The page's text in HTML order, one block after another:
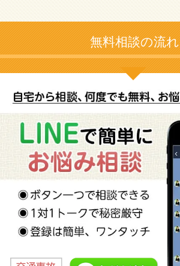
無料相談の流れ